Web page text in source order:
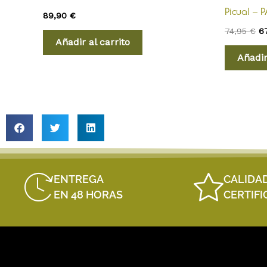
89,90 €
Añadir al carrito
Picual –
74,95€
ENTREGA
EN 48 HORAS